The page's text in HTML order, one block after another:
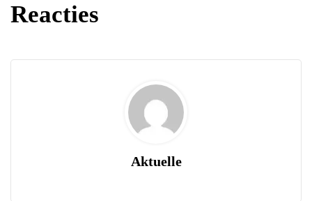
Reacties
Aktuelle